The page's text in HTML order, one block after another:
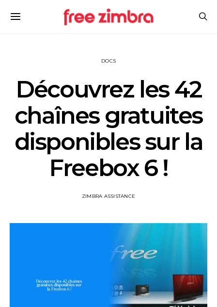
DOCS
Découvrez les 42
chaînes gratuites
disponibles sur la
Freebox 6 !
ZIMBRA ASSISTANCE